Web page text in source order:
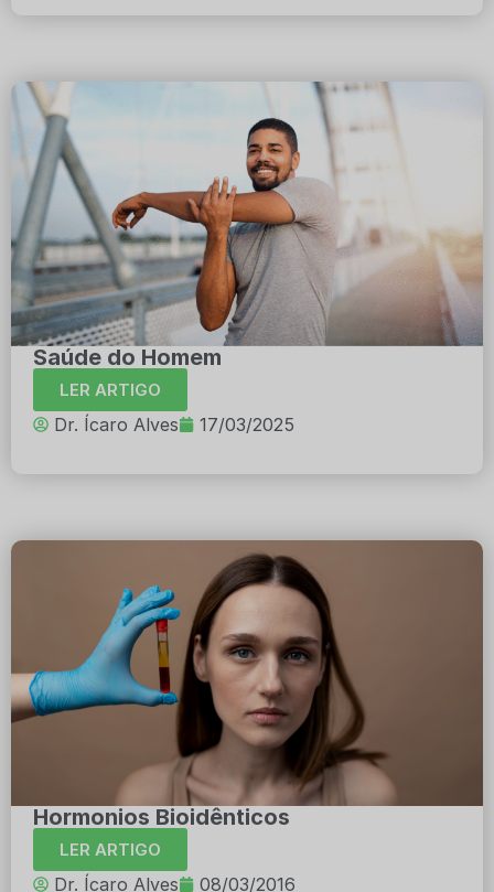
Saúde do Homem
LER ARTIGO
Dr. Ícaro Alves 17/03/2025
Hormonios Bioidênticos
LER ARTIGO
Dr. Ícaro Alves 08/03/2016